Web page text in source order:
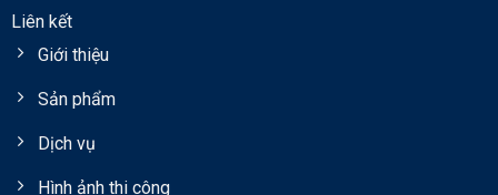
Liên kết
Giới thiệu
Sản phẩm
Dịch vụ
Hình ảnh thi công